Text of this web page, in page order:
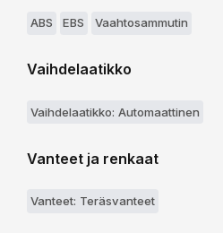
ABS EBS Vaahtosammutin
Vaihdelaatikko
Vaihdelaatikko: Automaattinen
Vanteet ja renkaat
Vanteet: Teräsvanteet